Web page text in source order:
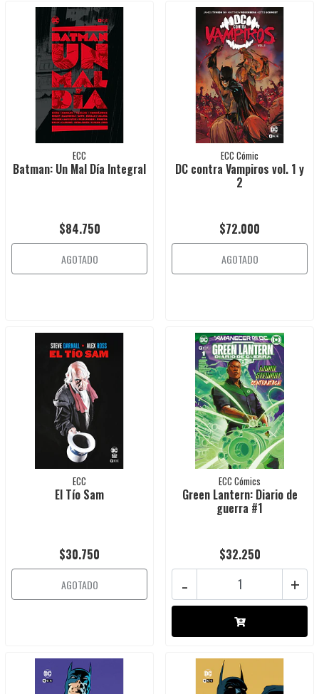
ECC
Batman: Un Mal Día Integral
$84.750
AGOTADO
ECC Cómic
DC contra Vampiros vol. 1 y
2
$72.000
AGOTADO
ECC
El Tío Sam
$30.750
AGOTADO
ECC Cómics
Green Lantern: Diario de
guerra #1
$32.250
+
-